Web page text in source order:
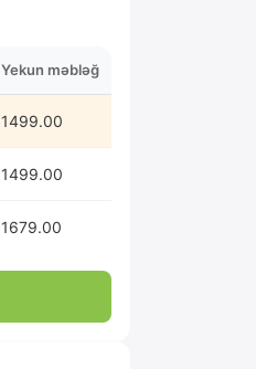
Yekun məbləğ
1499.00
1499.00
1679.00